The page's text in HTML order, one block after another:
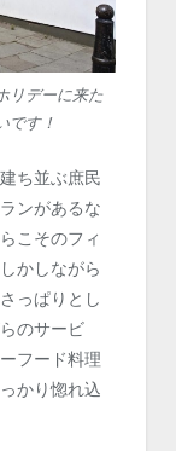
リデーに来た
です！
ち並ぶ庶民
ンがあるな
こそのフィ
かしながら
っぱりとし
のサービ
フード料理
かり惚れ込